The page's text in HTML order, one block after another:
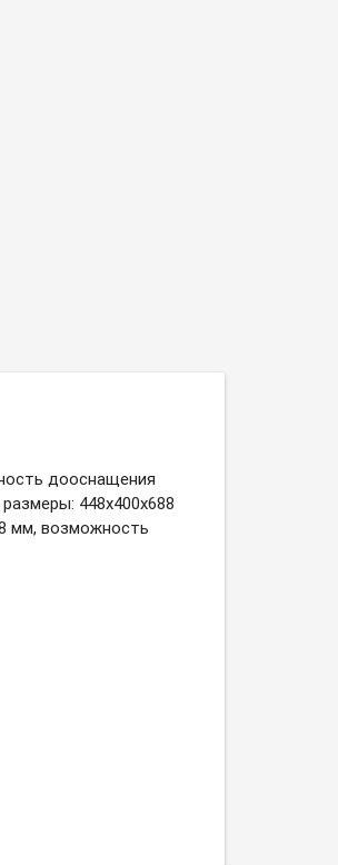
дооснащения
448х400х688
мм, возможность